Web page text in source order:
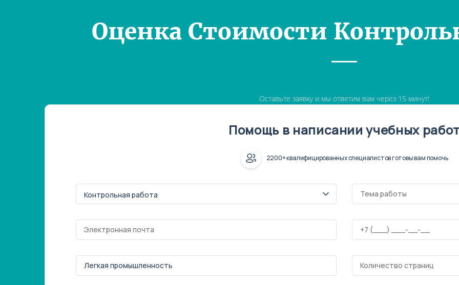
Оценка Стоимости
Оставьте заявку и мы ответим вам через 15 минут!
Помощь в написании учебных
2200+ квалифицированных специалистов готовы вам помочь